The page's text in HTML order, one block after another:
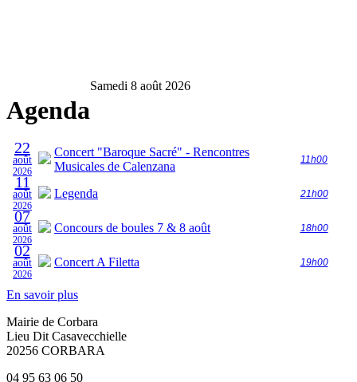
Agenda
Samedi 8 août 2026
22
août
2026
Concert "Baroque Sacré" - Rencontres
Musicales de Calenzana
11h00
11
août
2026
Legenda 21h00
07
août
2026
Concours de boules 7 & 8 août 18h00
02
août
2026
Concert A Filetta 19h00
En savoir plus
Mairie de Corbara
Lieu Dit Casavecchielle
20256 CORBARA
04 95 63 06 50